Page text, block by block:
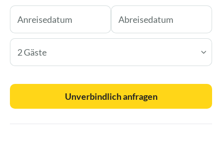
2 Gäste
Unverbindlich anfragen